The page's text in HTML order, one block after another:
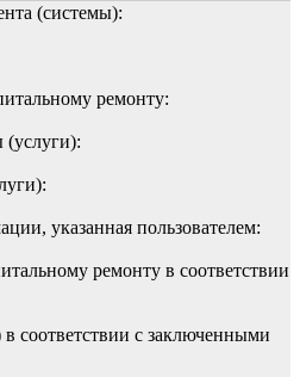
(системы):
ремонту:
(услуги):
указанная пользователем:
ремонту в соответствии
соответствии с заключенными